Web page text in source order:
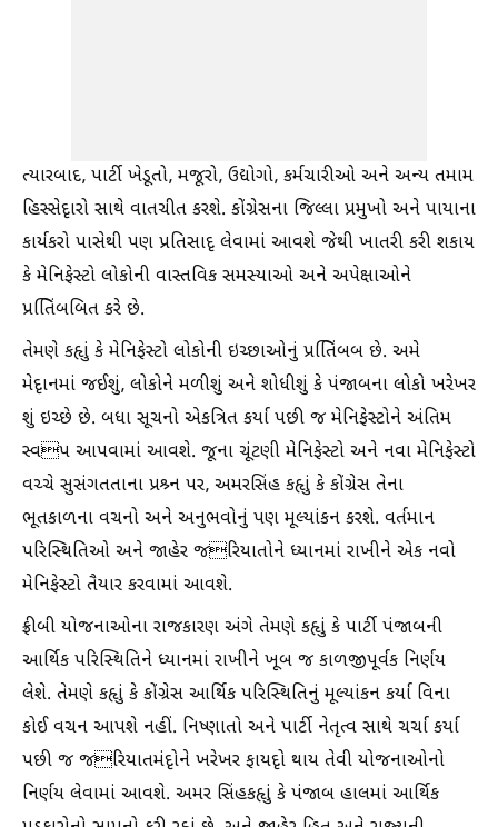
ત્યારબાદ, પાર્ટી ખેડૂતો, મજૂરો, ઉદ્યોગો, કર્મચારીઓ અને અન્ય તમામ
હિસ્સેદૃારો સાથે વાતચીત કરશે. કોંગ્રેસના જિલ્લા પ્રમુખો અને પાયાના
કાર્યકરો પાસેથી પણ પ્રતિસાદૃ લેવામાં આવશે જેથી ખાતરી કરી શકાય
કે મેનિફેસ્ટો લોકોની વાસ્તવિક સમસ્યાઓ અને અપેક્ષાઓને
પ્રતિિંબબિત કરે છે.
તેમણે કહૃાું કે મેનિફેસ્ટો લોકોની ઇચ્છાઓનું પ્રતિિંબબ છે. અમે
મેદૃાનમાં જઈશું, લોકોને મળીશું અને શોધીશું કે પંજાબના લોકો ખરેખર
શું ઇચ્છે છે. બધા સૂચનો એકત્રિત કર્યા પછી જ મેનિફેસ્ટોને અંતિમ
સ્વપ આપવામાં આવશે. જૂના ચૂંટણી મેનિફેસ્ટો અને નવા મેનિફેસ્ટો
વચ્ચે સુસંગતતાના પ્રશ્ર્ન પર, અમરસિંહ કહૃાું કે કોંગ્રેસ તેના
ભૂતકાળના વચનો અને અનુભવોનું પણ મૂલ્યાંકન કરશે. વર્તમાન
પરિસ્થિતિઓ અને જાહેર જરિયાતોને ધ્યાનમાં રાખીને એક નવો
મેનિફેસ્ટો તૈયાર કરવામાં આવશે.
ફ્રીબી યોજનાઓના રાજકારણ અંગે તેમણે કહૃાું કે પાર્ટી પંજાબની
આર્થિક પરિસ્થિતિને ધ્યાનમાં રાખીને ખૂબ જ કાળજીપૂર્વક નિર્ણય
લેશે. તેમણે કહૃાું કે કોંગ્રેસ આર્થિક પરિસ્થિતિનું મૂલ્યાંકન કર્યા વિના
કોઈ વચન આપશે નહીં. નિષ્ણાતો અને પાર્ટી નેતૃત્વ સાથે ચર્ચા કર્યા
પછી જ જરિયાતમંદૃોને ખરેખર ફાયદૃો થાય તેવી યોજનાઓનો
નિર્ણય લેવામાં આવશે. અમર સિંહકહૃાું કે પંજાબ હાલમાં આર્થિક